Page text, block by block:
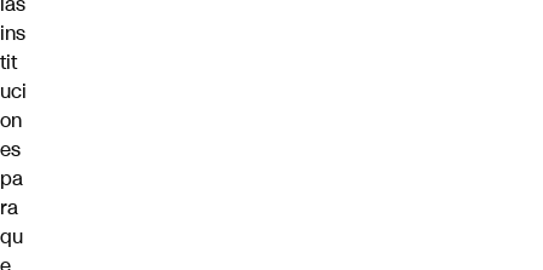
ins
tit
uci
on
es
pa
ra
qu